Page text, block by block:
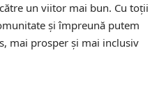
un viitor mai bun. Cu toții
și împreună putem
mai prosper și mai inclusiv